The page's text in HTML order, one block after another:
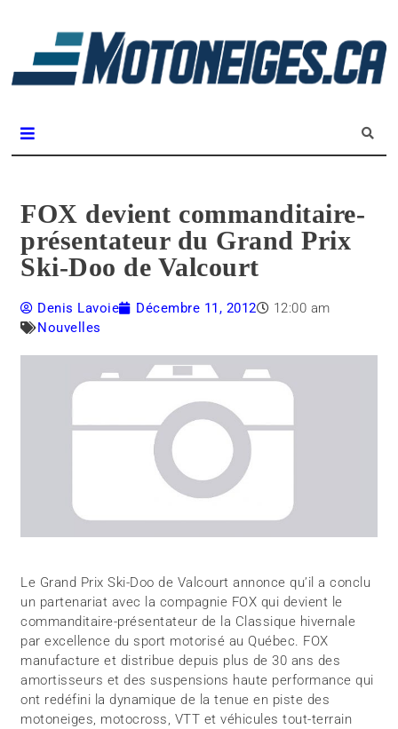
FOX devient commanditaire-
présentateur du Grand Prix
Ski-Doo de Valcourt
Denis Lavoie Décembre 11, 2012
12:00 am
Nouvelles
Le Grand Prix Ski-Doo de Valcourt annonce qu’il a conclu
un partenariat avec la compagnie FOX qui devient le
commanditaire-présentateur de la Classique hivernale
par excellence du sport motorisé au Québec. FOX
manufacture et distribue depuis plus de 30 ans des
amortisseurs et des suspensions haute performance qui
ont redéfini la dynamique de la tenue en piste des
motoneiges, motocross, VTT et véhicules tout-terrain